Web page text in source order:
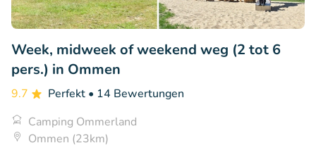
Week, midweek of weekend weg (2 tot 6
pers.) in Ommen
9.7 Perfekt • 14 Bewertungen
Camping Ommerland
Ommen (23km)